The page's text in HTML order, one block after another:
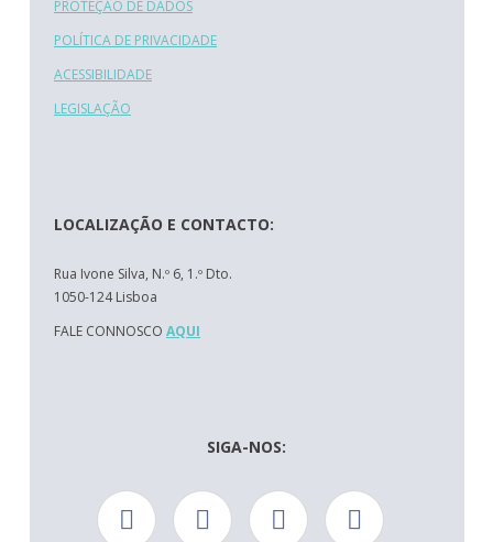
PROTEÇÃO DE DADOS
POLÍTICA DE PRIVACIDADE
ACESSIBILIDADE
LEGISLAÇÃO
LOCALIZAÇÃO E CONTACTO:
Rua Ivone Silva, N.º 6, 1.º Dto.
1050-124 Lisboa
FALE CONNOSCO AQUI
SIGA-NOS: